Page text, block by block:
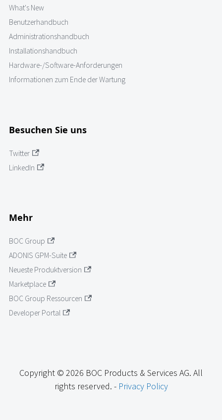
What's New
Benutzerhandbuch
Administrationshandbuch
Installationshandbuch
Hardware-/Software-Anforderungen
Informationen zum Ende der Wartung
Besuchen Sie uns
Twitter
LinkedIn
Mehr
BOC Group
ADONIS GPM-Suite
Neueste Produktversion
Marketplace
BOC Group Ressourcen
Developer Portal
Copyright © 2026 BOC Products & Services AG. All
rights reserved. - Privacy Policy